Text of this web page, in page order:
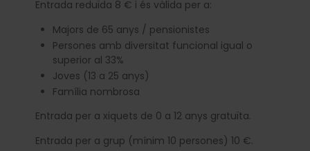
Entrada reduïda 8 € i és vàlida per a:
Majors de 65 anys / pensionistes
Persones amb diversitat funcional igual o
superior al 33%
Joves (13 a 25 anys)
Família nombrosa
Entrada per a xiquets de 0 a 12 anys gratuïta.
Entrada per a grup (mínim 10 persones) 10 €.